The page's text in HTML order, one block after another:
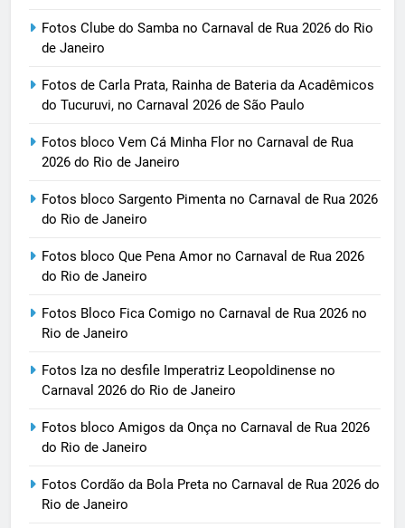
Fotos Clube do Samba no Carnaval de Rua 2026 do Rio
de Janeiro
Fotos de Carla Prata, Rainha de Bateria da Acadêmicos
do Tucuruvi, no Carnaval 2026 de São Paulo
Fotos bloco Vem Cá Minha Flor no Carnaval de Rua
2026 do Rio de Janeiro
Fotos bloco Sargento Pimenta no Carnaval de Rua 2026
do Rio de Janeiro
Fotos bloco Que Pena Amor no Carnaval de Rua 2026
do Rio de Janeiro
Fotos Bloco Fica Comigo no Carnaval de Rua 2026 no
Rio de Janeiro
Fotos Iza no desfile Imperatriz Leopoldinense no
Carnaval 2026 do Rio de Janeiro
Fotos bloco Amigos da Onça no Carnaval de Rua 2026
do Rio de Janeiro
Fotos Cordão da Bola Preta no Carnaval de Rua 2026 do
Rio de Janeiro